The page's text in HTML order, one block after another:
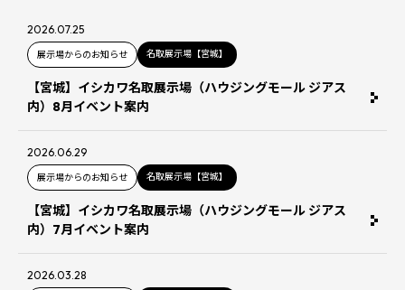
2026.07.25
展示場からのお知らせ 名取展示場【宮城】
【宮城】イシカワ名取展示場（ハウジングモール ジアス
内）8月イベント案内
2026.06.29
展示場からのお知らせ 名取展示場【宮城】
【宮城】イシカワ名取展示場（ハウジングモール ジアス
内）7月イベント案内
2026.03.28